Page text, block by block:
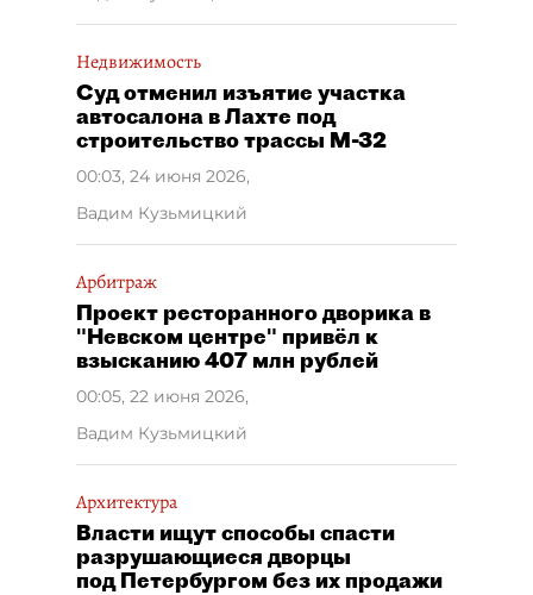
Недвижимость
Суд отменил изъятие участка
автосалона в Лахте под
строительство трассы М-32
00:03, 24 июня 2026,
Вадим Кузьмицкий
Арбитраж
Проект ресторанного дворика в
"Невском центре" привёл к
взысканию 407 млн рублей
00:05, 22 июня 2026,
Вадим Кузьмицкий
Архитектура
Власти ищут способы спасти
разрушающиеся дворцы
под Петербургом без их продажи